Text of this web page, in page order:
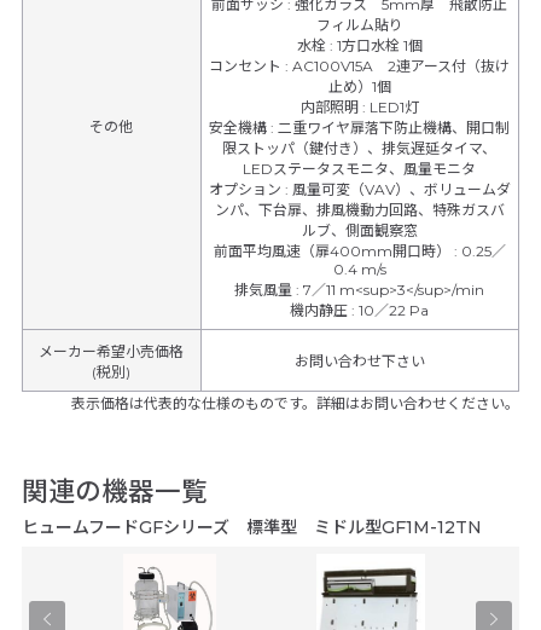
その他
前面サッシ:強化ガラス 5mm厚 飛散防止
フィルム貼り
水栓 : 1方口水栓 1個
コンセント:AC100V15A 2連アース付（抜け
止め）1個
内部照明 : LED1灯
安全機構: 二重ワイヤ扉落下防止機構、開口制
限ストッパ（鍵付き）、排気遅延タイマ、
LEDステータスモニタ、風量モニタ
オプション : 風量可変（VAV）、ボリュームダ
ンパ、下台扉、排風機動力回路、特殊ガスバ
ルブ、側面観察窓
前面平均風速（扉400mm開口時） : 0.25／
0.4 m/s
排気風量:7／11 m<sup>3</sup>/min
機内静圧:10／22 Pa
メーカー希望小売価格
(税別)
お問い合わせ下さい
表示価格は代表的な仕様のものです。詳細はお問い合わせください。
関連の機器一覧
ヒュームフードGFシリーズ 標準型 ミドル型GF1M-12TN